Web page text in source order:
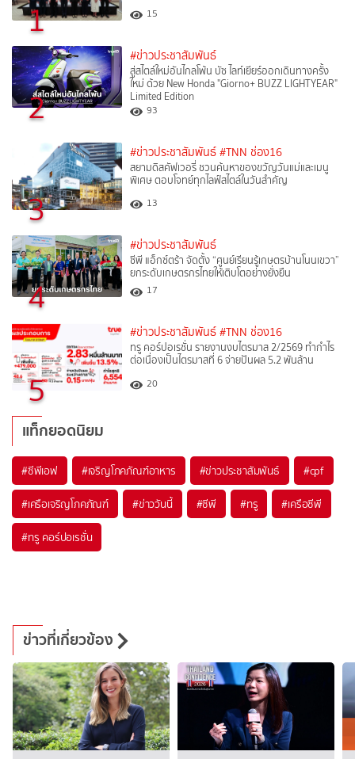
1 15
2
#ข่าวประชาสัมพันธ์
สู่สไตล์ใหม่อันไกลโพ้น บัซ ไลท์เยียร์ออกเดินทางครั้ง
ใหม่ ด้วย New Honda "Giorno+ BUZZ LIGHTYEAR"
Limited Edition
93
3
#ข่าวประชาสัมพันธ์ #TNN ช่อง16
สยามดิสคัฟเวอรี่ ชวนค้นหาของขวัญวันแม่และเมนู
พิเศษ ตอบโจทย์ทุกไลฟ์สไตล์ในวันสำคัญ
13
4
#ข่าวประชาสัมพันธ์
ซีพี แอ็กซ์ตร้า จัดตั้ง “ศูนย์เรียนรู้เกษตรบ้านโนนเขวา”
ยกระดับเกษตรกรไทยให้เติบโตอย่างยั่งยืน
17
5
#ข่าวประชาสัมพันธ์ #TNN ช่อง16
ทรู คอร์ปอเรชั่น รายงานงบไตรมาส 2/2569 ทำกำไร
ต่อเนื่องเป็นไตรมาสที่ 6 จ่ายปันผล 5.2 พันล้าน
20
แท็กยอดนิยม
#ซีพีเอฟ #เจริญโภคภัณฑ์อาหาร #ข่าวประชาสัมพันธ์ #cpf
#เครือเจริญโภคภัณฑ์ #ข่าววันนี้ #ซีพี #ทรู #เครือซีพี
#ทรู คอร์ปอเรชั่น
ข่าวที่เกี่ยวข้อง